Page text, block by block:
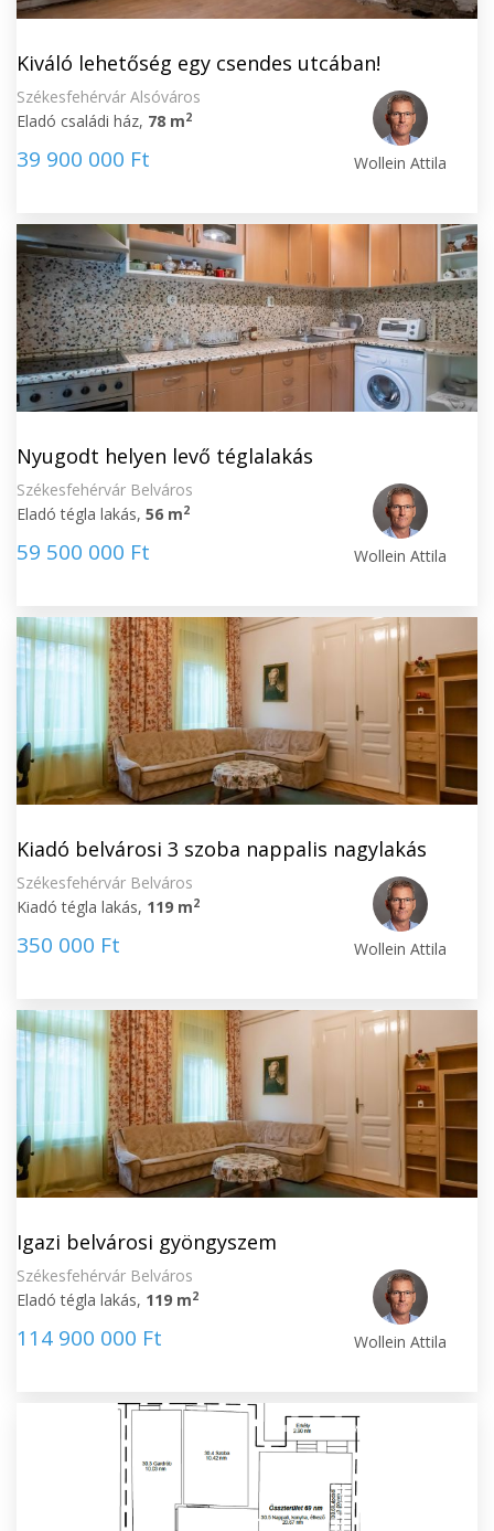
Kiváló lehetőség egy csendes utcában!
Székesfehérvár Alsóváros
Eladó családi ház, 78 m2
39 900 000 Ft Wollein Attila
Nyugodt helyen levő téglalakás
Székesfehérvár Belváros
Eladó tégla lakás, 56 m2
59 500 000 Ft Wollein Attila
Kiadó belvárosi 3 szoba nappalis nagylakás
Székesfehérvár Belváros
Kiadó tégla lakás, 119 m2
350 000 Ft Wollein Attila
Igazi belvárosi gyöngyszem
Székesfehérvár Belváros
Eladó tégla lakás, 119 m2
114 900 000 Ft Wollein Attila